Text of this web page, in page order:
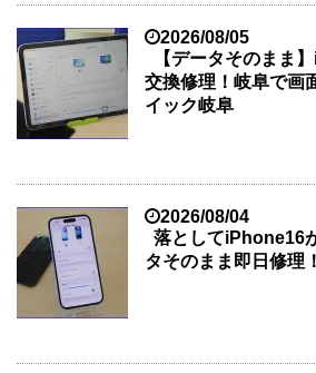
2026/08/05
【データそのまま
交換修理！岐阜で画
イック岐阜
2026/08/04
落としてiPhone16
タそのまま即日修理！